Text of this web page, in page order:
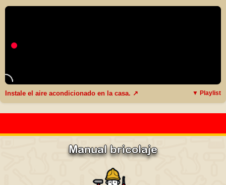
Instale el aire acondicionado en la casa. ↗ ▼ Playlist
Manual bricolaje